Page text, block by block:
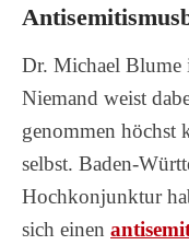
Dr. Michael Blume
Niemand weist
genommen höchst
selbst. Baden-
Hochkonjunktur
sich einen